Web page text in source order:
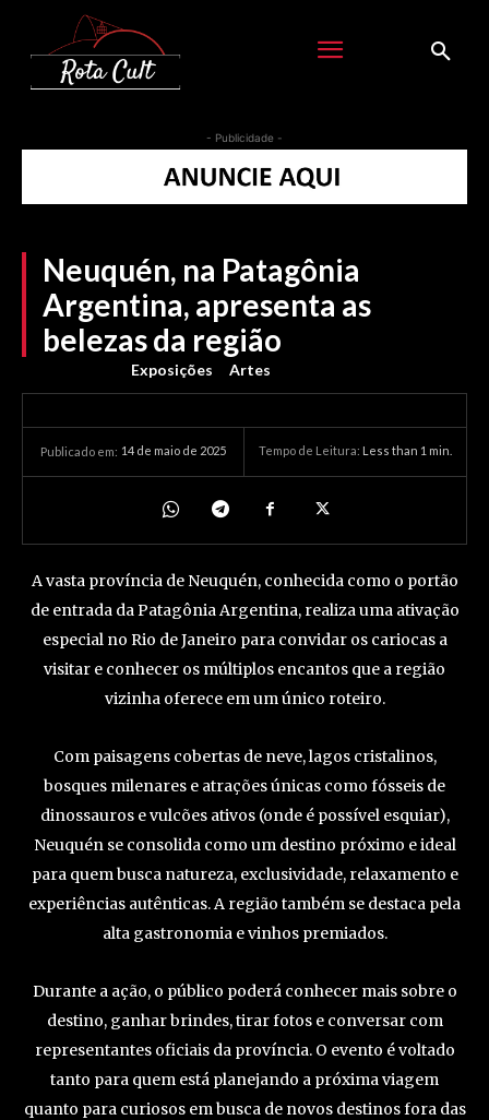
- Publicidade -
Neuquén, na Patagônia
Argentina, apresenta as
belezas da região
Exposições Artes
Publicado em: 14 de maio de 2025 Tempo de Leitura: Less than 1 min.
A vasta província de Neuquén, conhecida como o portão
de entrada da Patagônia Argentina, realiza uma ativação
especial no Rio de Janeiro para convidar os cariocas a
visitar e conhecer os múltiplos encantos que a região
vizinha oferece em um único roteiro.
Com paisagens cobertas de neve, lagos cristalinos,
bosques milenares e atrações únicas como fósseis de
dinossauros e vulcões ativos (onde é possível esquiar),
Neuquén se consolida como um destino próximo e ideal
para quem busca natureza, exclusividade, relaxamento e
experiências autênticas. A região também se destaca pela
alta gastronomia e vinhos premiados.
Durante a ação, o público poderá conhecer mais sobre o
destino, ganhar brindes, tirar fotos e conversar com
representantes oficiais da província. O evento é voltado
tanto para quem está planejando a próxima viagem
quanto para curiosos em busca de novos destinos fora das